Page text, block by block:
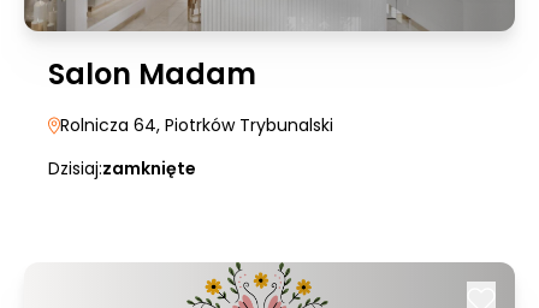
Salon Madam
Rolnicza 64, Piotrków Trybunalski
Dzisiaj:zamknięte